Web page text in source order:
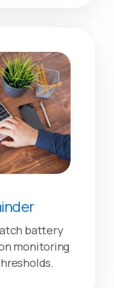
battery
monitoring